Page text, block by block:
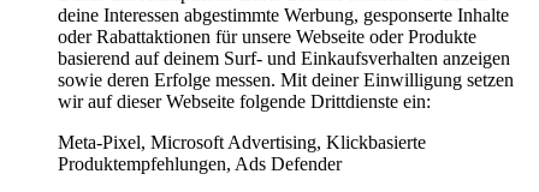
deine Interessen abgestimmte Werbung, gesponserte Inhalte
oder Rabattaktionen für unsere Webseite oder Produkte
basierend auf deinem Surf- und Einkaufsverhalten anzeigen
sowie deren Erfolge messen. Mit deiner Einwilligung setzen
wir auf dieser Webseite folgende Drittdienste ein:
Meta-Pixel, Microsoft Advertising, Klickbasierte
Produktempfehlungen, Ads Defender